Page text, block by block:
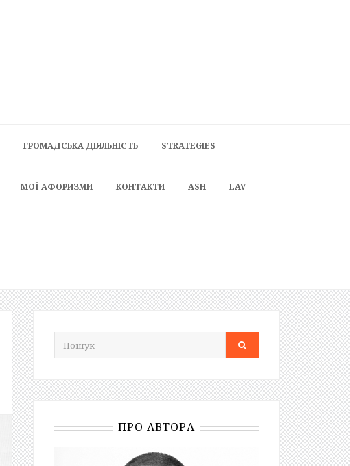
ГРОМАДСЬКА ДІЯЛЬНІСТЬ STRATEGIES
МОЇ АФОРИЗМИ КОНТАКТИ ASH LAV
ПРО АВТОРА